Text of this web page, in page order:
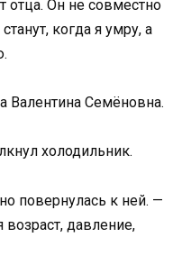
отца. Он не совместно
когда я умру, а
Валентина Семёновна.
холодильник.
повернулась к ней. —
давление,